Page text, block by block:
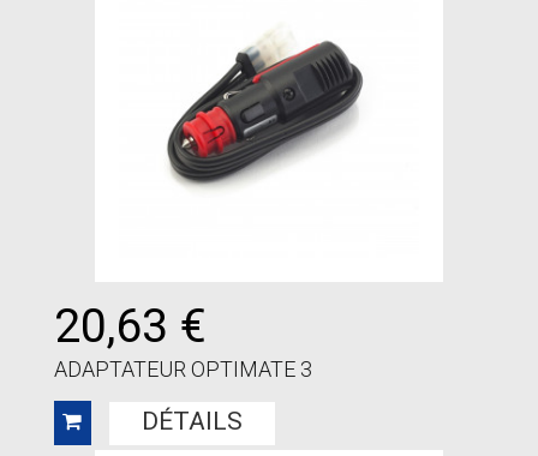
20,63 €
ADAPTATEUR OPTIMATE 3
DÉTAILS